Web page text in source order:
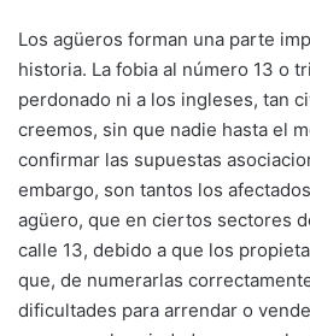
Los agüeros forman una parte
historia. La fobia al número 13 o
perdonado ni a los ingleses, tan
creemos, sin que nadie hasta el
confirmar las supuestas
embargo, son tantos los
agüero, que en ciertos sectores
calle 13, debido a que los
que, de numerarlas
dificultades para arrendar o